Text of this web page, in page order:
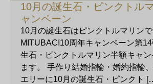
10月の誕生石・ピンクトル
ャンペーン
10月の誕生石はピンクトルマリンで
MITUBACI10周年キャンペーン第
生石・ピンクトルマリン半額キャ
ます。 手作り結婚指輪・婚約指輪
エリーに10月の誕生石・ピンクト